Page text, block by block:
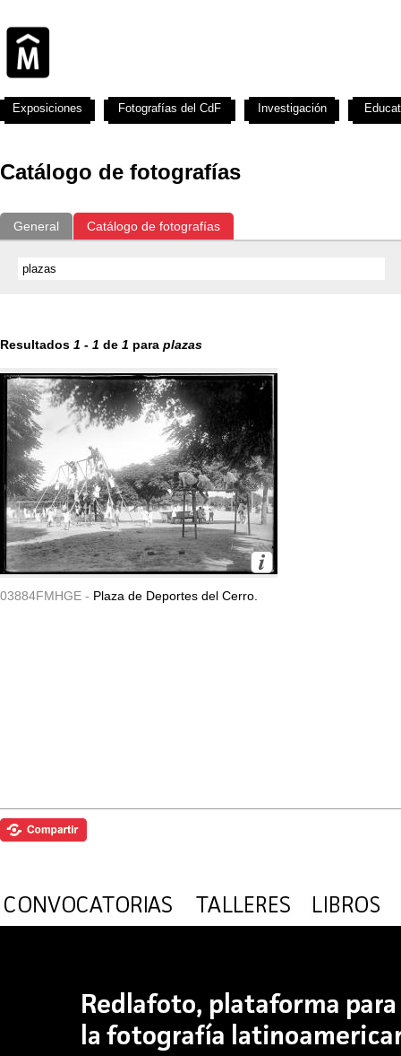
Catálogo de fotografías
General Catálogo de fotografías
Resultados 1 - 1 de 1 para plazas
03884FMHGE - Plaza de Deportes del Cerro.
Exposiciones Fotografías del CdF Investigación